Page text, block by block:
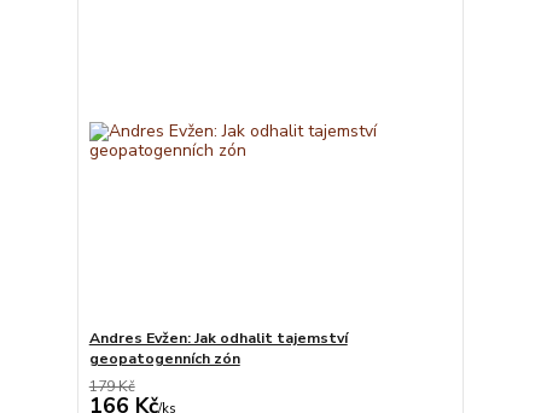
Andres Evžen: Jak odhalit tajemství
geopatogenních zón
179 Kč
166 Kč/ks